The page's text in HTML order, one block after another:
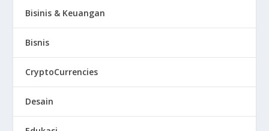
Bisinis & Keuangan
Bisnis
CryptoCurrencies
Desain